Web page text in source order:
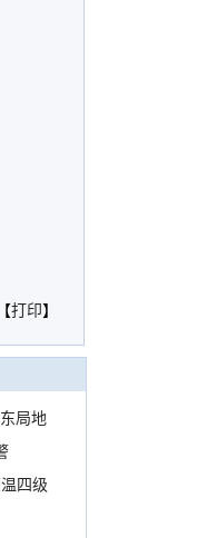
打印】
局地
四级